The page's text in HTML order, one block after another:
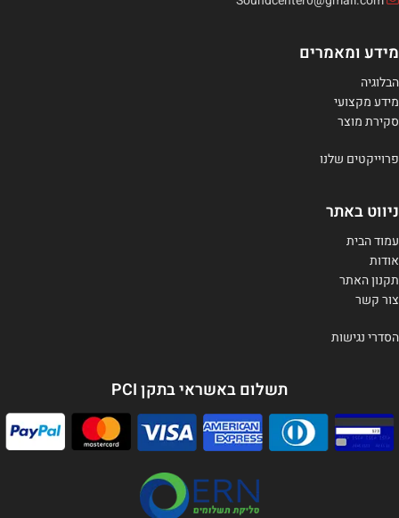
מידע ומאמרים
הבלוגיה
מידע מקצועי
סקירת מוצר
פרוייקטים שלנו
ניווט באתר
עמוד הבית
אודות
תקנון האתר
צור קשר
הסדרי נגישות
תשלום באשראי בתקן PCI